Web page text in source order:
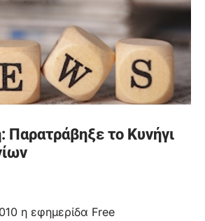
Παρατράβηξε το Κυνήγι
η εφημερίδα Free